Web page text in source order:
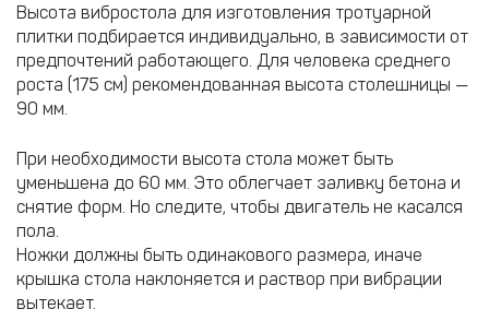
Высота вибростола для изготовления тротуарной
плитки подбирается индивидуально, в зависимости от
предпочтений работающего. Для человека среднего
роста (175 см) рекомендованная высота столешницы —
90 мм.
При необходимости высота стола может быть
уменьшена до 60 мм. Это облегчает заливку бетона и
снятие форм. Но следите, чтобы двигатель не касался
пола.
Ножки должны быть одинакового размера, иначе
крышка стола наклоняется и раствор при вибрации
вытекает.